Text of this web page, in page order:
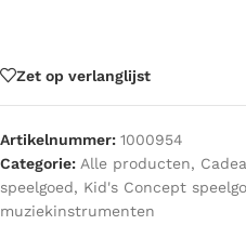
Zet op verlanglijst
Artikelnummer: 1000954
Categorie: Alle producten,
speelgoed, Kid's Concept
muziekinstrumenten